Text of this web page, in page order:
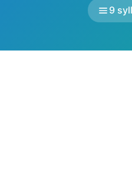
9